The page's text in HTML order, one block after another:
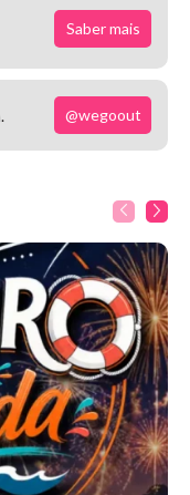
Saber mais
@wegoout